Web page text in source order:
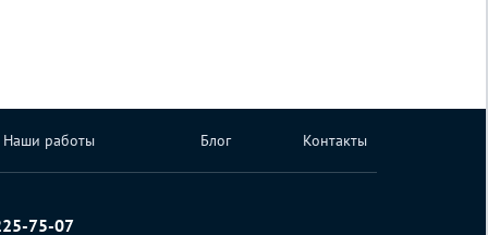
Наши работы Блог Контакты
75-07